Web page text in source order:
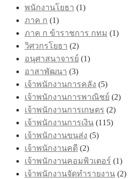
พนักงานโยธา (1)
ภาค ก (1)
ภาค ก ข้าราชการ กทม (1)
วิศวกรโยธา (2)
อนุศาสนาจารย์ (1)
อาสาพัฒนา (3)
เจ้าพนักงานการคลัง (5)
เจ้าพนักงานการพาณิชย์ (2)
เจ้าพนักงานการเกษตร (2)
เจ้าพนักงานการเงิน (115)
เจ้าพนักงานขนส่ง (5)
เจ้าพนักงานคดี (2)
เจ้าพนักงานคอมพิวเตอร์ (1)
เจ้าพนักงานจัดทำรายงาน (2)